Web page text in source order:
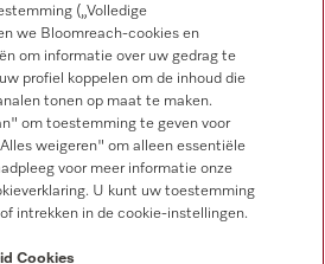
informatie
(„Volledige
we Bloomreach-cookies en
om informatie over uw gedrag te
profiel koppelen om de inhoud die
tonen op maat te maken.
om toestemming te geven voor
weigeren" om alleen essentiële
voor meer informatie onze
U kunt uw toestemming
intrekken in de cookie-instellingen.
Cookies